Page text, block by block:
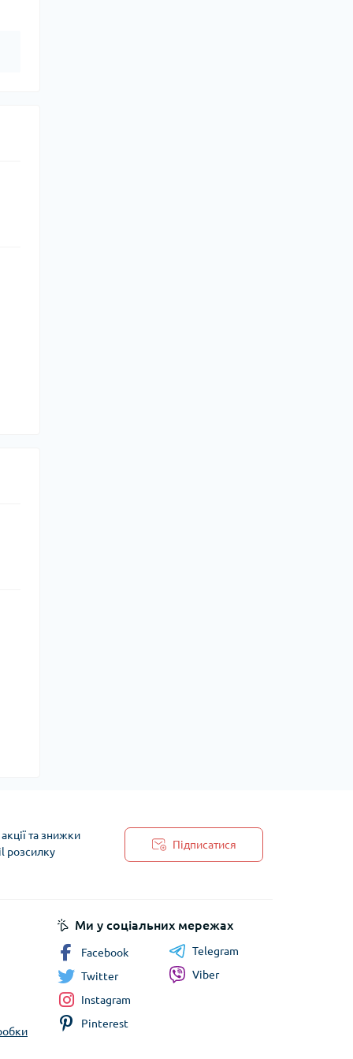
та знижки
розсилку
Підписатися
Ми у соціальних мережах
Facebook
Twitter
Instagram
Pinterest
Telegram
Viber